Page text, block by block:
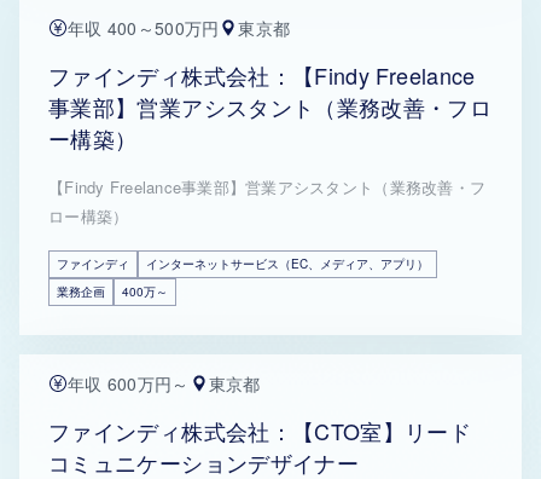
年収 400～500万円 東京都
ファインディ株式会社：【Findy Freelance
事業部】営業アシスタント（業務改善・フロ
ー構築）
【Findy Freelance事業部】営業アシスタント（業務改善・フ
ロー構築）
ファインディ
インターネットサービス（EC、メディア、アプリ）
業務企画
400万～
年収 600万円～ 東京都
ファインディ株式会社：【CTO室】リード
コミュニケーションデザイナー